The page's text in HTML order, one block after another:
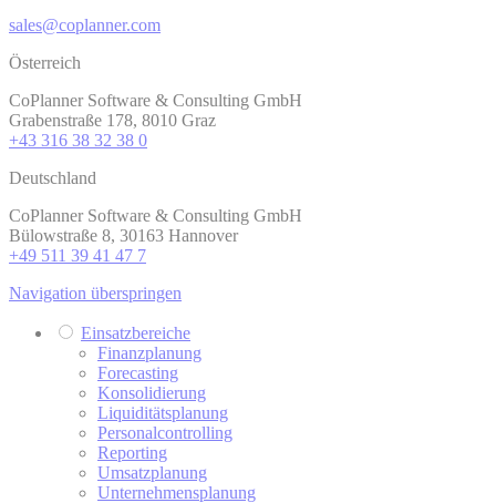
sales@coplanner.com
Österreich
CoPlanner Software & Consulting GmbH
Grabenstraße 178, 8010 Graz
+43 316 38 32 38 0
Deutschland
CoPlanner Software & Consulting GmbH
Bülowstraße 8, 30163 Hannover
+49 511 39 41 47 7
Navigation überspringen
Einsatzbereiche
Finanzplanung
Forecasting
Konsolidierung
Liquiditätsplanung
Personalcontrolling
Reporting
Umsatzplanung
Unternehmensplanung